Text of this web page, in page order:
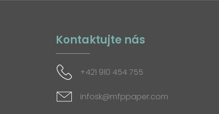
Kontaktujte nás
+421 910 454 755
infosk@mfppaper.com